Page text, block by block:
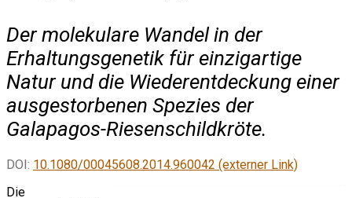
Der molekulare Wandel in der
Erhaltungsgenetik für einzigartige
Natur und die Wiederentdeckung einer
ausgestorbenen Spezies der
Galapagos-Riesenschildkröte.
DOI: 10.1080/00045608.2014.960042 (externer Link)
Die